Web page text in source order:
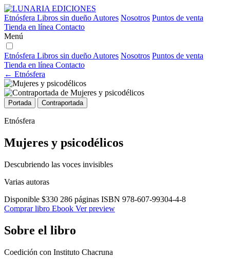
Etnósfera Libros sin dueño Autores Nosotros Puntos de venta
Tienda en línea Contacto
Menú
Etnósfera Libros sin dueño Autores Nosotros Puntos de venta
Tienda en línea Contacto
← Etnósfera
Portada Contraportada
Etnósfera
Mujeres y psicodélicos
Descubriendo las voces invisibles
Varias autoras
Disponible $330 286 páginas ISBN 978-607-99304-4-8
Comprar libro Ebook Ver preview
Sobre el libro
Coedición con Instituto Chacruna